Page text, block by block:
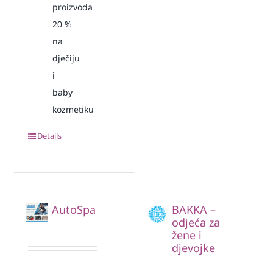
proizvoda
20 %
na
dječiju
i
baby
kozmetiku
Details
AutoSpa
BAKKA –
odjeća za
žene i
djevojke